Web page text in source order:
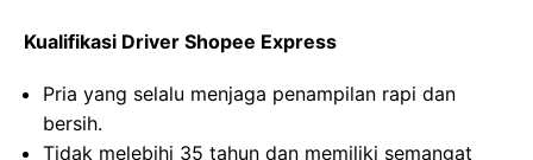
Kualifikasi Driver Shopee Express
Pria yang selalu menjaga penampilan rapi dan
bersih.
Tidak melebihi 35 tahun dan memiliki semangat